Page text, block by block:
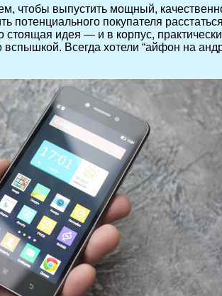
чтобы выпустить мощный,
покупателя
идея — и в корпус,
вспышкой. Всегда хотели “айфон на